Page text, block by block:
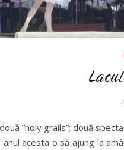
”holy grails”; două
acesta o să ajung la